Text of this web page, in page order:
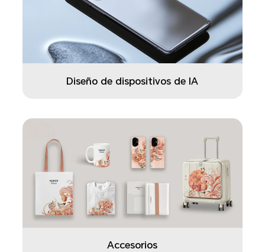
Diseño de dispositivos de IA
Accesorios